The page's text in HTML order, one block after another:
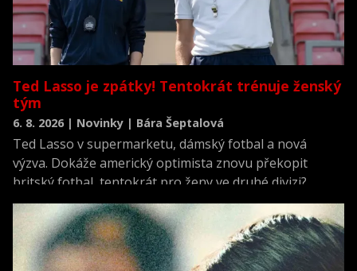
Ted Lasso je zpátky! Tentokrát trénuje ženský
tým
6. 8. 2026 | Novinky | Bára Šeptalová
Ted Lasso v supermarketu, dámský fotbal a nová
výzva. Dokáže americký optimista znovu překopit
britský fotbal, tentokrát pro ženy ve druhé divizi?